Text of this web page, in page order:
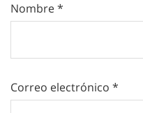
Nombre*
Correo electrónico *